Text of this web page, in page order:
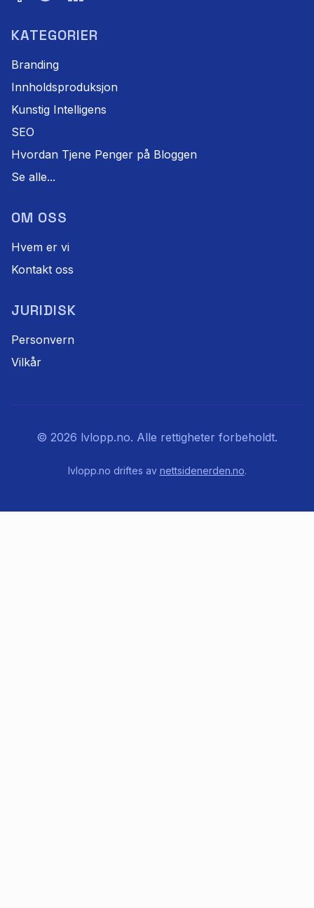
KATEGORIER
Branding
Innholdsproduksjon
Kunstig Intelligens
SEO
Hvordan Tjene Penger på Bloggen
Se alle...
OM OSS
Hvem er vi
Kontakt oss
JURIDISK
Personvern
Vilkår
© 2026 lvlopp.no. Alle rettigheter forbeholdt.
lvlopp.no driftes av nettsidenerden.no.